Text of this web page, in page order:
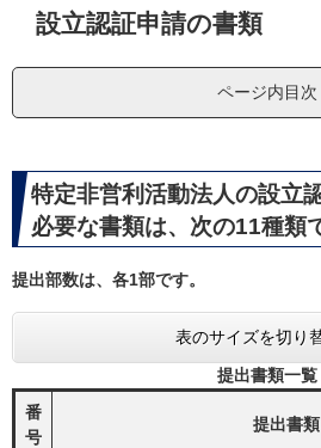
設立認証申請の書類
ページ内目次
特定非営利活動法人の設立
必要な書類は、次の11種類
提出部数は、各1部です。
表のサイズを切り
提出書類一覧
番
号
提出書類